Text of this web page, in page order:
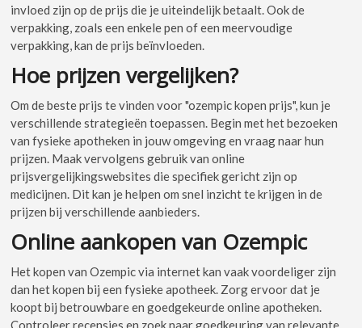
invloed zijn op de prijs die je uiteindelijk betaalt. Ook de
verpakking, zoals een enkele pen of een meervoudige
verpakking, kan de prijs beïnvloeden.
Hoe prijzen vergelijken?
Om de beste prijs te vinden voor "ozempic kopen prijs", kun je
verschillende strategieën toepassen. Begin met het bezoeken
van fysieke apotheken in jouw omgeving en vraag naar hun
prijzen. Maak vervolgens gebruik van online
prijsvergelijkingswebsites die specifiek gericht zijn op
medicijnen. Dit kan je helpen om snel inzicht te krijgen in de
prijzen bij verschillende aanbieders.
Online aankopen van Ozempic
Het kopen van Ozempic via internet kan vaak voordeliger zijn
dan het kopen bij een fysieke apotheek. Zorg ervoor dat je
koopt bij betrouwbare en goedgekeurde online apotheken.
Controleer recensies en zoek naar goedkeuring van relevante